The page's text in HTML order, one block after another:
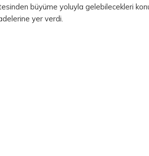
büyüme yoluyla gelebilecekleri
yer verdi.